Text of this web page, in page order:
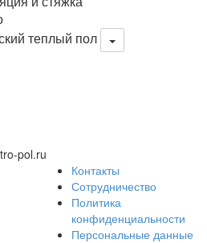
теплый пол
pol.ru
Контакты
Сотрудничество
Политика
конфиденциальности
Персональные данные